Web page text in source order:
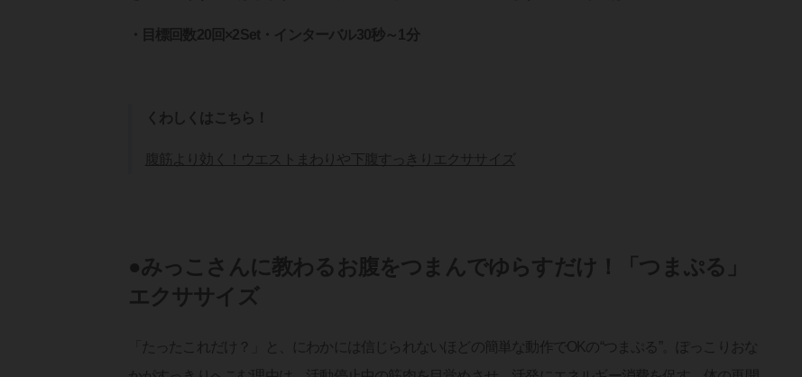
・目標回数20回×2Set・インターバル30秒～1分
くわしくはこちら！
腹筋より効く！ウエストまわりや下腹すっきりエクササイズ
●みっこさんに教わるお腹をつまんでゆらすだけ！「つまぷる」
エクササイズ
「たったこれだけ？」と、にわかには信じられないほどの簡単な動作でOKの“つまぷる”。ぽっこりおな